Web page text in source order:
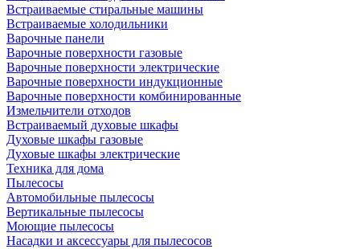
Встраиваемые стиральные машины
Встраиваемые холодильники
Варочные панели
Варочные поверхности газовые
Варочные поверхности электрические
Варочные поверхности индукционные
Варочные поверхности комбинированные
Измельчители отходов
Встраиваемый духовые шкафы
Духовые шкафы газовые
Духовые шкафы электрические
Техника для дома
Пылесосы
Автомобильные пылесосы
Вертикальные пылесосы
Моющие пылесосы
Насадки и аксессуары для пылесосов